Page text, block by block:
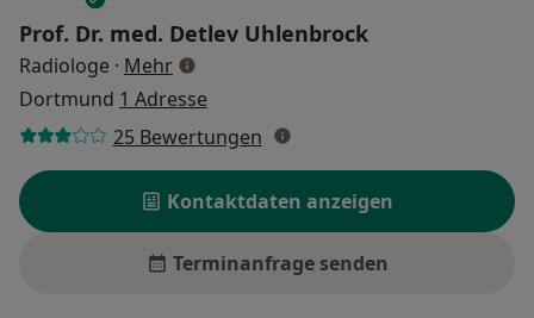
Prof. Dr. med. Detlev Uhlenbrock
Radiologe · Mehrüber Spezialisierungen
Dortmund 1 Adresse
25 Bewertungen
Kontaktdaten anzeigen
Terminanfrage senden